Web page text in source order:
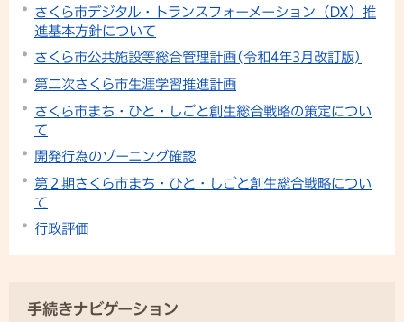
さくら市デジタル・トランスフォーメーション（DX）推
進基本方針について
さくら市公共施設等総合管理計画(令和4年3月改訂版)
第二次さくら市生涯学習推進計画
さくら市まち・ひと・しごと創生総合戦略の策定につい
て
開発行為のゾーニング確認
第２期さくら市まち・ひと・しごと創生総合戦略につい
て
行政評価
手続きナビゲーション